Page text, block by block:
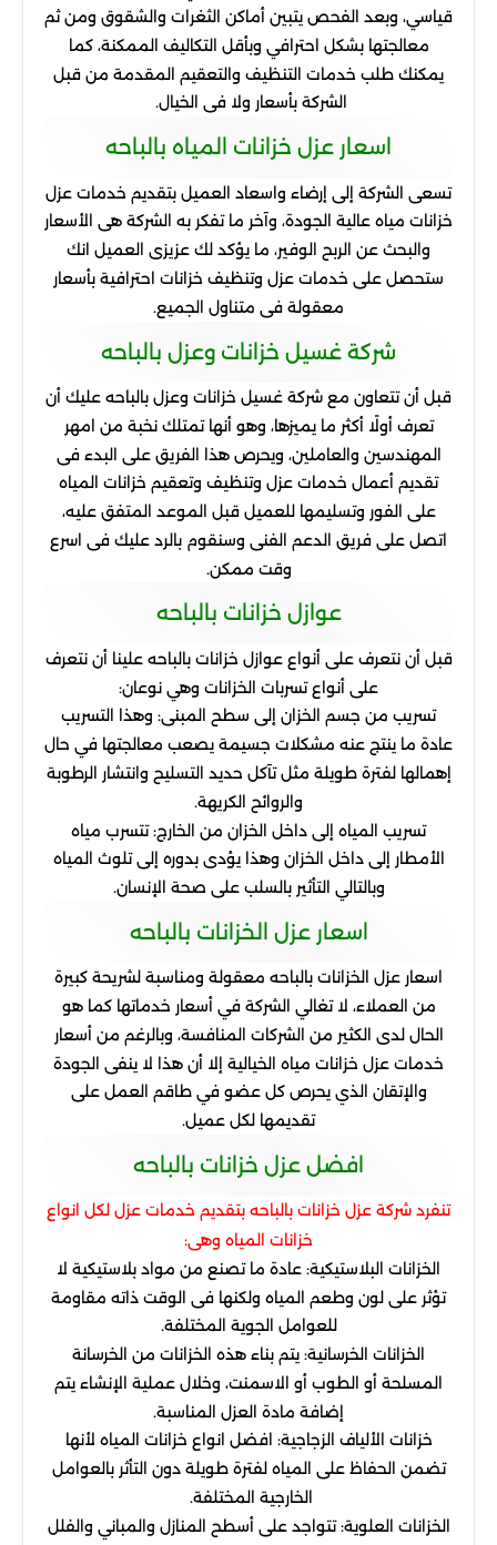
قياسي، وبعد الفحص يتبين أماكن الثغرات والشقوق ومن ثم
معالجتها بشكل احترافي وبأقل التكاليف الممكنة، كما
يمكنك طلب خدمات التنظيف والتعقيم المقدمة من قبل
الشركة بأسعار ولا فى الخيال.
اسعار عزل خزانات المياه بالباحه
تسعى الشركة إلى إرضاء واسعاد العميل بتقديم خدمات عزل
خزانات مياه عالية الجودة، وآخر ما تفكر به الشركة هى الأسعار
والبحث عن الربح الوفير، ما يؤكد لك عزيزى العميل انك
ستحصل على خدمات عزل وتنظيف خزانات احترافية بأسعار
معقولة فى متناول الجميع.
شركة غسيل خزانات وعزل بالباحه
قبل أن تتعاون مع شركة غسيل خزانات وعزل بالباحه عليك أن
تعرف أولًا أكثر ما يميزها، وهو أنها تمتلك نخبة من امهر
المهندسين والعاملين، ويحرص هذا الفريق على البدء فى
تقديم أعمال خدمات عزل وتنظيف وتعقيم خزانات المياه
على الفور وتسليمها للعميل قبل الموعد المتفق عليه،
اتصل على فريق الدعم الفنى وسنقوم بالرد عليك فى اسرع
وقت ممكن.
عوازل خزانات بالباحه
قبل أن نتعرف على أنواع عوازل خزانات بالباحه علينا أن نتعرف
على أنواع تسربات الخزانات وهي نوعان:
تسريب من جسم الخزان إلى سطح المبنى: وهذا التسريب
عادة ما ينتج عنه مشكلات جسيمة يصعب معالجتها في حال
إهمالها لفترة طويلة مثل تآكل حديد التسليح وانتشار الرطوبة
والروائح الكريهة.
تسريب المياه إلى داخل الخزان من الخارج:تتسرب مياه
الأمطار إلى داخل الخزان وهذا يؤدى بدوره إلى تلوث المياه
وبالتالي التأثير بالسلب على صحة الإنسان.
اسعار عزل الخزانات بالباحه
اسعار عزل الخزانات بالباحه معقولة ومناسبة لشريحة كبيرة
من العملاء، لا تغالي الشركة في أسعار خدماتها كما هو
الحال لدى الكثير من الشركات المنافسة، وبالرغم من أسعار
خدمات عزل خزانات مياه الخيالية إلا أن هذا لا ينفى الجودة
والإتقان الذي يحرص كل عضو في طاقم العمل على
تقديمها لكل عميل.
افضل عزل خزانات بالباحه
تنفرد شركة عزل خزانات بالباحه بتقديم خدمات عزل لكل انواع
خزانات المياه وهى:
الخزانات البلاستيكية: عادة ما تصنع من مواد بلاستيكية لا
تؤثر على لون وطعم المياه ولكنها فى الوقت ذاته مقاومة
للعوامل الجوية المختلفة.
الخزانات الخرسانية: يتم بناء هذه الخزانات من الخرسانة
المسلحة أو الطوب أو الاسمنت، وخلال عملية الإنشاء يتم
إضافة مادة العزل المناسبة.
خزانات الألياف الزجاجية: افضل انواع خزانات المياه لأنها
تضمن الحفاظ على المياه لفترة طويلة دون التأثر بالعوامل
الخارجية المختلفة.
الخزانات العلوية:تتواجد على أسطح المنازل والمباني والفلل